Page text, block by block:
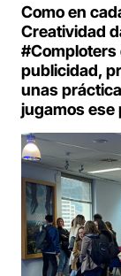
Como en
Creatividad
#Comploters
publicidad,
unas
jugamos ese